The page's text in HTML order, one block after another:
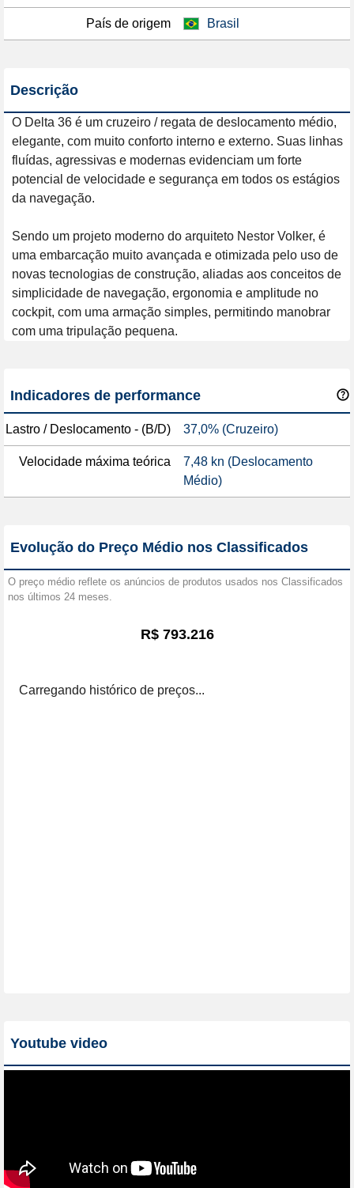
País de origem Brasil
Descrição
O Delta 36 é um cruzeiro / regata de deslocamento médio,
elegante, com muito conforto interno e externo. Suas linhas
fluídas, agressivas e modernas evidenciam um forte
potencial de velocidade e segurança em todos os estágios
da navegação.
Sendo um projeto moderno do arquiteto Nestor Volker, é
uma embarcação muito avançada e otimizada pelo uso de
novas tecnologias de construção, aliadas aos conceitos de
simplicidade de navegação, ergonomia e amplitude no
cockpit, com uma armação simples, permitindo manobrar
com uma tripulação pequena.
Indicadores de performance
Lastro / Deslocamento - (B/D) 37,0% (Cruzeiro)
Velocidade máxima teórica
7,48 kn (Deslocamento
Médio)
Evolução do Preço Médio nos Classificados
O preço médio reflete os anúncios de produtos usados nos Classificados
nos últimos 24 meses.
R$ 793.216
Carregando histórico de preços...
Youtube video